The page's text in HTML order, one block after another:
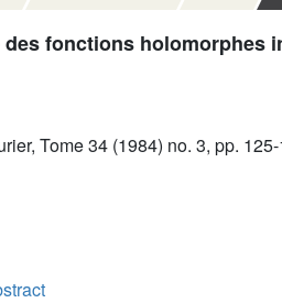
des fonctions holomorphes
Tome 34 (1984) no. 3, pp.